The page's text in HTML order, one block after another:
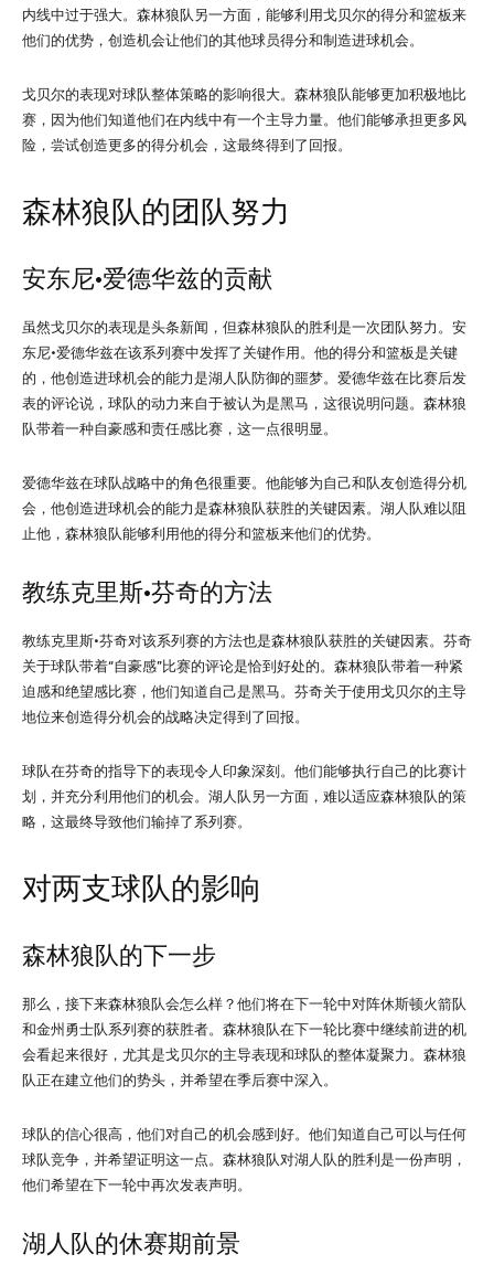
内线中过于强大。森林狼队另一方面，能够利用戈贝尔的得分和篮板来
他们的优势，创造机会让他们的其他球员得分和制造进球机会。
戈贝尔的表现对球队整体策略的影响很大。森林狼队能够更加积极地比
赛，因为他们知道他们在内线中有一个主导力量。他们能够承担更多风
险，尝试创造更多的得分机会，这最终得到了回报。
森林狼队的团队努力
安东尼·爱德华兹的贡献
虽然戈贝尔的表现是头条新闻，但森林狼队的胜利是一次团队努力。安
东尼·爱德华兹在该系列赛中发挥了关键作用。他的得分和篮板是关键
的，他创造进球机会的能力是湖人队防御的噩梦。爱德华兹在比赛后发
表的评论说，球队的动力来自于被认为是黑马，这很说明问题。森林狼
队带着一种自豪感和责任感比赛，这一点很明显。
爱德华兹在球队战略中的角色很重要。他能够为自己和队友创造得分机
会，他创造进球机会的能力是森林狼队获胜的关键因素。湖人队难以阻
止他，森林狼队能够利用他的得分和篮板来他们的优势。
教练克里斯·芬奇的方法
教练克里斯·芬奇对该系列赛的方法也是森林狼队获胜的关键因素。芬奇
关于球队带着“自豪感”比赛的评论是恰到好处的。森林狼队带着一种紧
迫感和绝望感比赛，他们知道自己是黑马。芬奇关于使用戈贝尔的主导
地位来创造得分机会的战略决定得到了回报。
球队在芬奇的指导下的表现令人印象深刻。他们能够执行自己的比赛计
划，并充分利用他们的机会。湖人队另一方面，难以适应森林狼队的策
略，这最终导致他们输掉了系列赛。
对两支球队的影响
森林狼队的下一步
那么，接下来森林狼队会怎么样？他们将在下一轮中对阵休斯顿火箭队
和金州勇士队系列赛的获胜者。森林狼队在下一轮比赛中继续前进的机
会看起来很好，尤其是戈贝尔的主导表现和球队的整体凝聚力。森林狼
队正在建立他们的势头，并希望在季后赛中深入。
球队的信心很高，他们对自己的机会感到好。他们知道自己可以与任何
球队竞争，并希望证明这一点。森林狼队对湖人队的胜利是一份声明，
他们希望在下一轮中再次发表声明。
湖人队的休赛期前景